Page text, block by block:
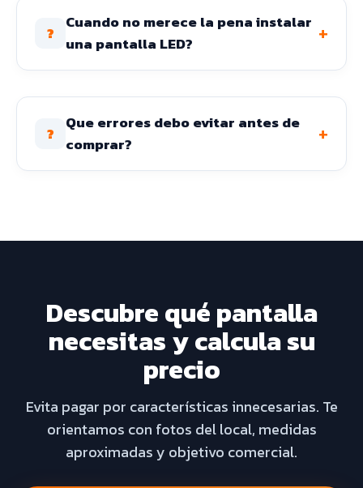
?
Cuando no merece la pena instalar
una pantalla LED?
+
?
Que errores debo evitar antes de
comprar?
+
Descubre qué pantalla
necesitas y calcula su
precio
Evita pagar por características innecesarias. Te
orientamos con fotos del local, medidas
aproximadas y objetivo comercial.